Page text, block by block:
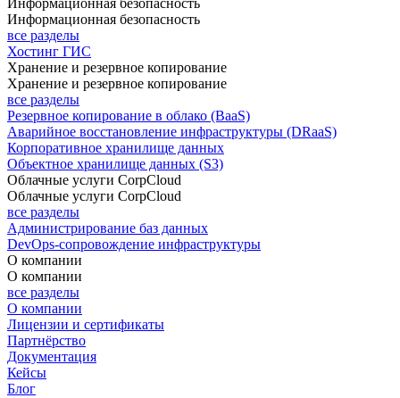
Информационная безопасность
Информационная безопасность
все разделы
Хостинг ГИС
Хранение и резервное копирование
Хранение и резервное копирование
все разделы
Резервное копирование в облако (BaaS)
Аварийное восстановление инфраструктуры (DRaaS)
Корпоративное хранилище данных
Объектное хранилище данных (S3)
Облачные услуги CorpCloud
Облачные услуги CorpCloud
все разделы
Администрирование баз данных
DevOps-сопровождение инфраструктуры
О компании
О компании
все разделы
О компании
Лицензии и сертификаты
Партнёрство
Документация
Кейсы
Блог